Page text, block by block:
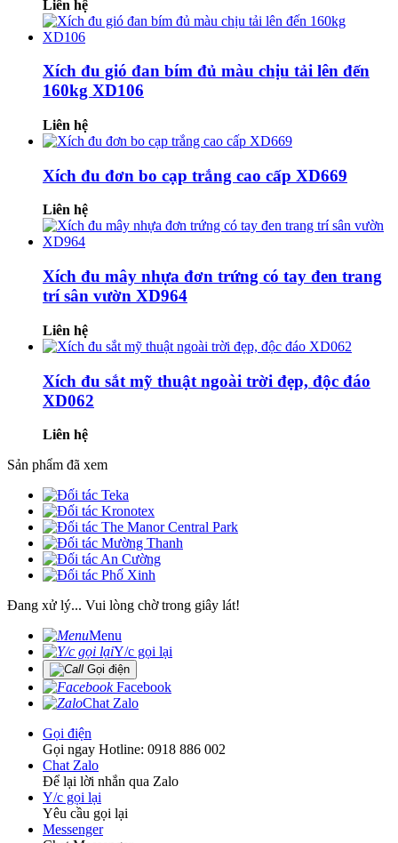
Liên hệ
Xích đu gió đan bím đủ màu chịu tải lên đến
160kg XD106
Liên hệ
Xích đu đơn bo cạp trắng cao cấp XD669
Liên hệ
Xích đu mây nhựa đơn trứng có tay đen trang
trí sân vườn XD964
Liên hệ
Xích đu sắt mỹ thuật ngoài trời đẹp, độc đáo
XD062
Liên hệ
Sản phẩm đã xem
Đang xử lý... Vui lòng chờ trong giây lát!
Menu
Y/c gọi lại
Gọi điện
Facebook
Chat Zalo
Gọi điện
Gọi ngay Hotline: 0918 886 002
Chat Zalo
Để lại lời nhắn qua Zalo
Y/c gọi lại
Yêu cầu gọi lại
Messenger